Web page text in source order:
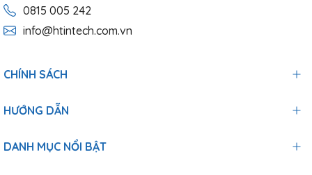
0815 005 242
info@htintech.com.vn
CHÍNH SÁCH
HƯỚNG DẪN
DANH MỤC NỔI BẬT